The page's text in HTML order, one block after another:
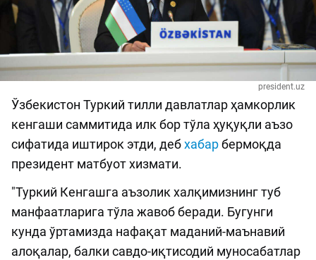
president.uz
Ўзбекистон Туркий тилли давлатлар ҳамкорлик
кенгаши саммитида илк бор тўла ҳуқуқли аъзо
сифатида иштирок этди, дебхабарбермоқда
президент матбуот хизмати.
"Туркий Кенгашга аъзолик халқимизнинг туб
манфаатларига тўла жавоб беради. Бугунги
кунда ўртамизда нафақат маданий-маънавий
алоқалар, балки савдо-иқтисодий муносабатлар